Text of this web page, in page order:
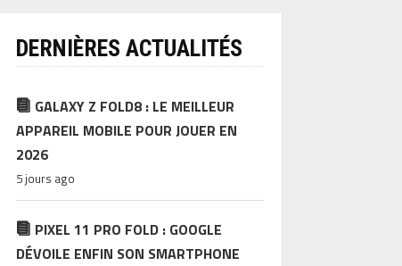
DERNIÈRES ACTUALITÉS
GALAXY Z FOLD8 : LE MEILLEUR
APPAREIL MOBILE POUR JOUER EN
2026
5 jours ago
PIXEL 11 PRO FOLD : GOOGLE
DÉVOILE ENFIN SON SMARTPHONE